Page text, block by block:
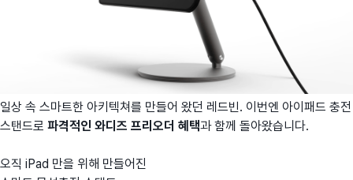
일상 속 스마트한 아키텍쳐를 만들어 왔던 레드빈. 이번엔 아이패드 충전
스탠드로 파격적인 와디즈 프리오더 혜택과 함께 돌아왔습니다.
오직 iPad 만을 위해 만들어진